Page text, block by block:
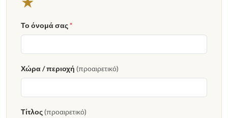
Το όνομά σας*
Χώρα / περιοχή (προαιρετικό)
Τίτλος(προαιρετικό)